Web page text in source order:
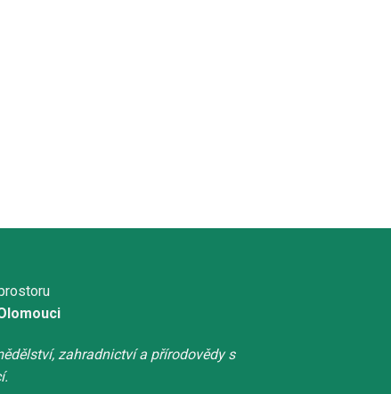
zahradnictví a přírodovědy s